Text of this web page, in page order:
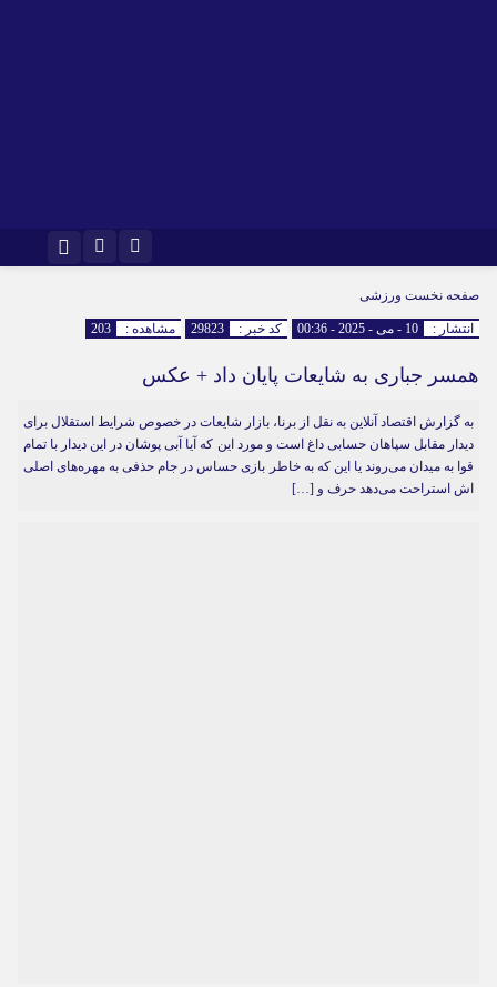
اینستاگرامصفحه نخست ورزشی
انتشار : 10 - می - 2025 - 00:36 کد خبر : 29823 مشاهده : 203
همسر جباری به شایعات پایان داد + عکس
به گزارش اقتصاد آنلاین به نقل از برنا، بازار شایعات در خصوص شرایط استقلال برای
دیدار مقابل سپاهان حسابی داغ است و مورد این که آیا آبی پوشان در این دیدار با تمام
قوا به میدان می‌روند یا این که به خاطر بازی حساس در جام حذفی به مهره‌های اصلی
اش استراحت می‌دهد حرف و […]